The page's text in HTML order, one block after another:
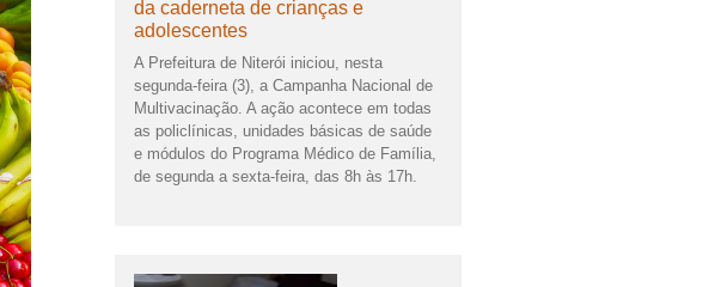
da caderneta de crianças e
adolescentes
A Prefeitura de Niterói iniciou, nesta
segunda-feira (3), a Campanha Nacional de
Multivacinação. A ação acontece em todas
as policlínicas, unidades básicas de saúde
e módulos do Programa Médico de Família,
de segunda a sexta-feira, das 8h às 17h.